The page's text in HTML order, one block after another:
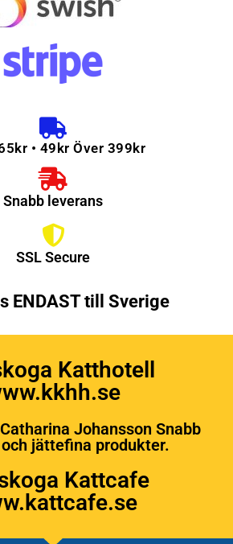
• 49kr Över 399kr
Snabb leverans
SSL Secure
ENDAST till Sverige
Katthotell
Catharina Johansson Snabb
jättefina produkter.
Kattcafe